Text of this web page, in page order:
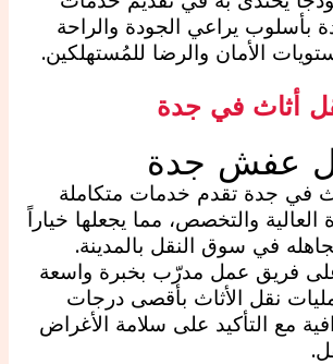
بأسلوب يراعي الجودة والراحة
الأمان والرضا للمُستهلكين.
أثاث في جدة
عفش جدة
في جدة تقدم خدمات متكاملة
والتخصص، مما يجعلها خياراً
في سوق النقل بالمدينة.
فريق عمل مدرّب بخبرة واسعة
نقل الأثاث بأقصى درجات
مع التأكيد على سلامة الأغراض